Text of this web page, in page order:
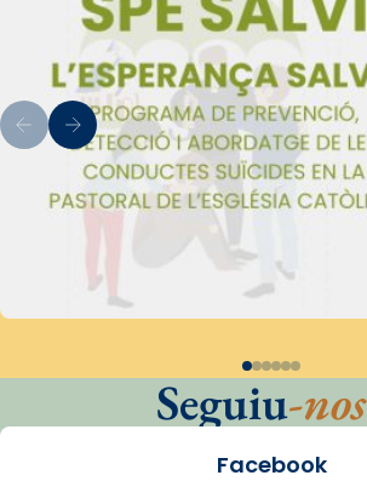
Seguiu-nos
Facebook